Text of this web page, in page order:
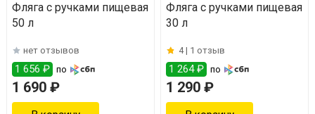
Фляга с ручками пищевая
50 л
нет отзывов
1 656 ₽ по
1 690 ₽
Фляга с ручками пищевая
30 л
4 | 1 отзыв
1 264 ₽ по
1 290 ₽